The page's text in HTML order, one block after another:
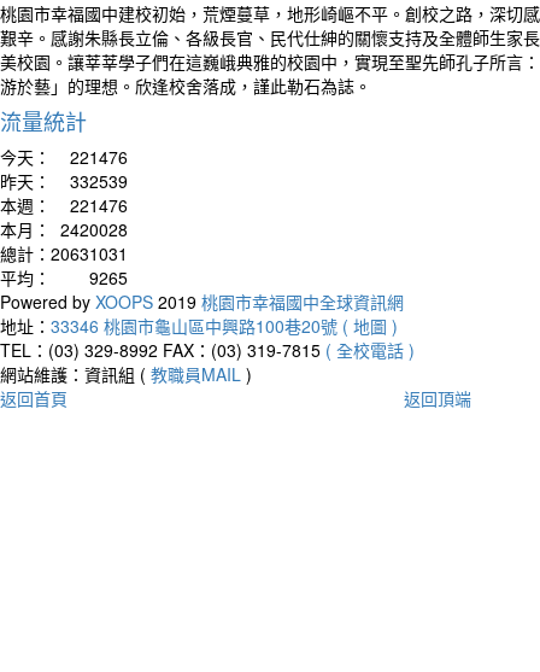
桃園市幸福國中建校初始，荒煙蔓草，地形崎嶇不平。創校之路，深切
艱辛。感謝朱縣長立倫、各級長官、民代仕紳的關懷支持及全體師生家
美校園。讓莘莘學子們在這巍峨典雅的校園中，實現至聖先師孔子所言
游於藝」的理想。欣逢校舍落成，謹此勒石為誌。
流量統計
今天：
221476
昨天：
332539
本週：
221476
本月：
2420028
總計： 20631031
平均：
9265
Powered by XOOPS 2019 桃園市幸福國中全球資訊網
地址： 33346 桃園市龜山區中興路100巷20號 ( 地圖 )
TEL：(03) 329-8992 FAX：(03) 319-7815 ( 全校電話 )
網站維護：資訊組 ( 教職員MAIL )
返回首頁
返回頂端